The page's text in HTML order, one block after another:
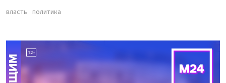
власть политика